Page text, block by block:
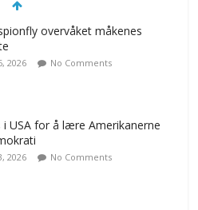
overvåket måkenes
2026 No Comments
i USA for å lære Amerikanerne
2026 No Comments